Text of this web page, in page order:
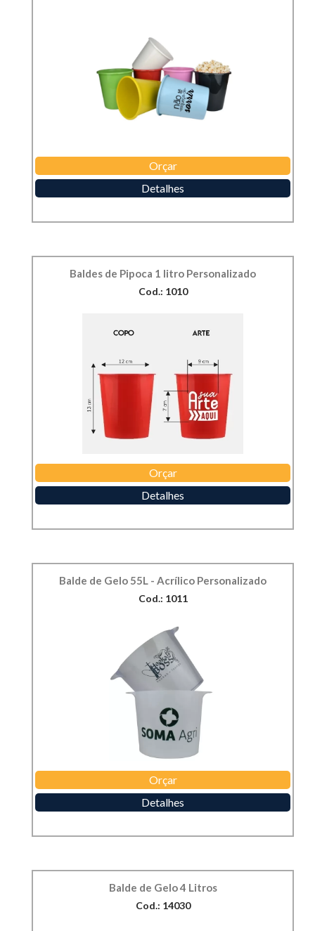
Orçar
Detalhes
Baldes de Pipoca 1 litro Personalizado
Cod.: 1010
Orçar
Detalhes
Balde de Gelo 55L - Acrílico Personalizado
Cod.: 1011
Orçar
Detalhes
Balde de Gelo 4 Litros
Cod.: 14030